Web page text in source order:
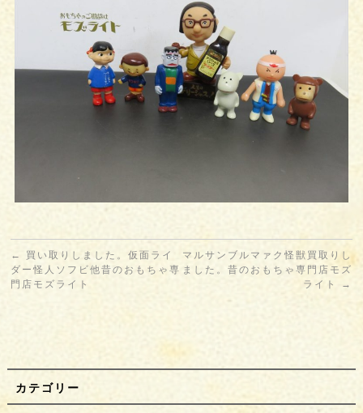
←
買い取りしました。仮面ライ
ダー怪人ソフビ他昔のおもちゃ専
門店モズライト
マルサンブルマァク怪獣買取りし
ました。昔のおもちゃ専門店モズ
ライト
→
カテゴリー